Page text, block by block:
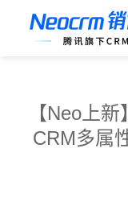
【Neo上
CRM多属